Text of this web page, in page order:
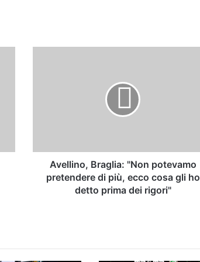
cosa
Avellino, Braglia: "Non potevamo
pretendere di più, ecco cosa gli ho
detto prima dei rigori"